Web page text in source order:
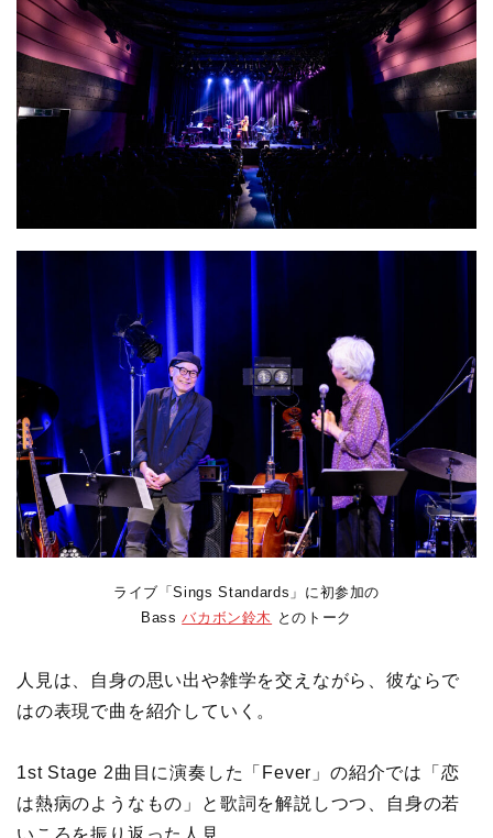
ライブ「Sings Standards」に初参加の
Bassバカボン鈴木 とのトーク
人見は、自身の思い出や雑学を交えながら、彼ならで
はの表現で曲を紹介していく。
1st Stage 2曲目に演奏した「Fever」の紹介では「恋
は熱病のようなもの」と歌詞を解説しつつ、自身の若